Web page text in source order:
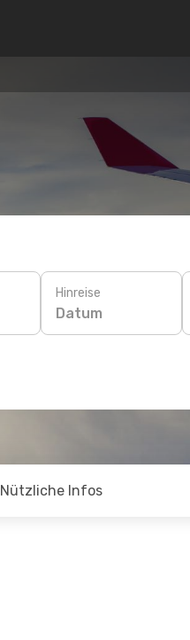
Hinreise
Datum
Nützliche Infos